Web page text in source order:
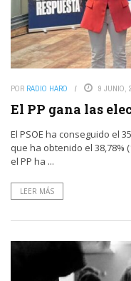
POR RADIO HARO 9 JUNIO,
El PP gana las
El PSOE ha conseguido el
que ha obtenido el 38,78%
el PP ha ...
LEER MÁS